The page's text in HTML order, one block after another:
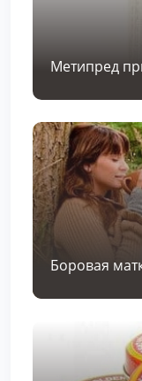
Метипред
Боровая